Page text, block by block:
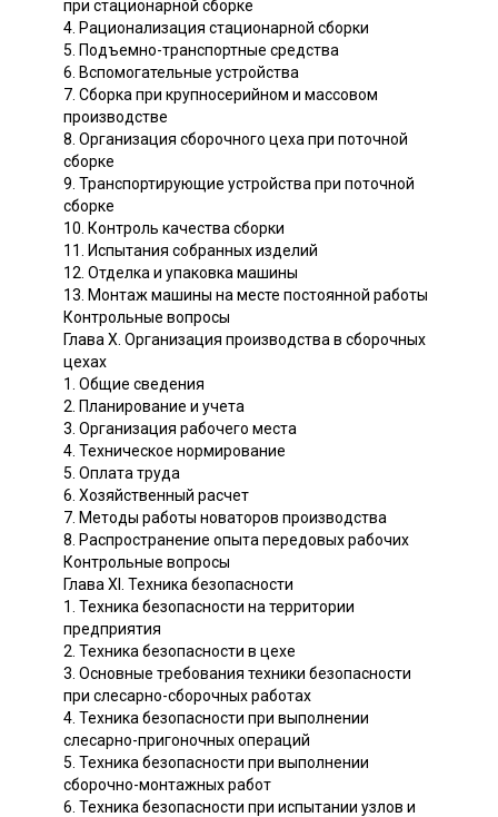
при стационарной сборке
4. Рационализация стационарной сборки
5. Подъемно-транспортные средства
6. Вспомогательные устройства
7. Сборка при крупносерийном и массовом
производстве
8. Организация сборочного цеха при поточной
сборке
9. Транспортирующие устройства при поточной
сборке
10. Контроль качества сборки
11. Испытания собранных изделий
12. Отделка и упаковка машины
13. Монтаж машины на месте постоянной работы
Контрольные вопросы
Глава X. Организация производства в сборочных
цехах
1. Общие сведения
2. Планирование и учета
3. Организация рабочего места
4. Техническое нормирование
5. Оплата труда
6. Хозяйственный расчет
7. Методы работы новаторов производства
8. Распространение опыта передовых рабочих
Контрольные вопросы
Глава XI. Техника безопасности
1. Техника безопасности на территории
предприятия
2. Техника безопасности в цехе
3. Основные требования техники безопасности
при слесарно-сборочных работах
4. Техника безопасности при выполнении
слесарно-пригоночных операций
5. Техника безопасности при выполнении
сборочно-монтажных работ
6. Техника безопасности при испытании узлов и